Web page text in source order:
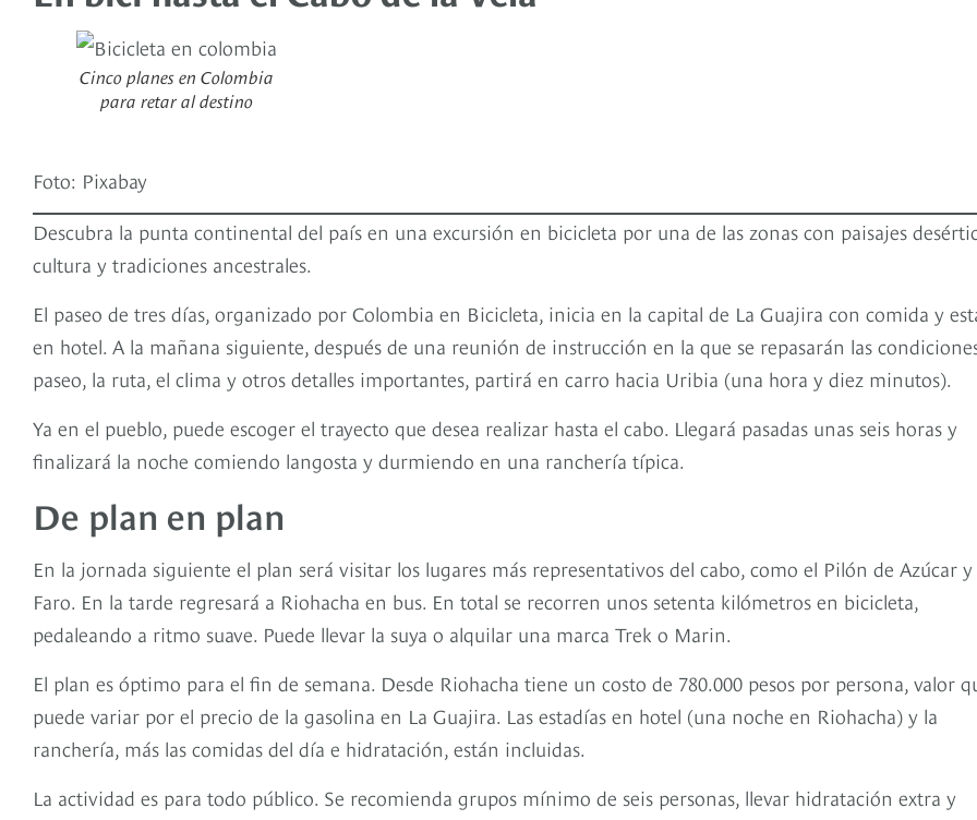
Cinco planes en Colombia
para retar al destino
Foto: Pixabay
Descubra la punta continental del país en una excursión en bicicleta por una de las zonas con paisajes
cultura y tradiciones ancestrales.
El paseo de tres días, organizado por Colombia en Bicicleta, inicia en la capital de La Guajira con comida y
en hotel. A la mañana siguiente, después de una reunión de instrucción en la que se repasarán las
paseo, la ruta, el clima y otros detalles importantes, partirá en carro hacia Uribia (una hora y diez minutos).
Ya en el pueblo, puede escoger el trayecto que desea realizar hasta el cabo. Llegará pasadas unas seis horas y
finalizará la noche comiendo langosta y durmiendo en una ranchería típica.
De plan en plan
En la jornada siguiente el plan será visitar los lugares más representativos del cabo, como el Pilón de Azúcar y
Faro. En la tarde regresará a Riohacha en bus. En total se recorren unos setenta kilómetros en bicicleta,
pedaleando a ritmo suave. Puede llevar la suya o alquilar una marca Trek o Marin.
El plan es óptimo para el fin de semana. Desde Riohacha tiene un costo de 780.000 pesos por persona, valor
puede variar por el precio de la gasolina en La Guajira. Las estadías en hotel (una noche en Riohacha) y la
ranchería, más las comidas del día e hidratación, están incluidas.
La actividad es para todo público. Se recomienda grupos mínimo de seis personas, llevar hidratación extra y